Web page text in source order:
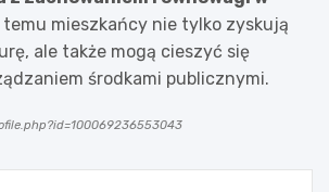
temu mieszkańcy nie tylko zyskują
ale także mogą cieszyć się
środkami publicznymi.